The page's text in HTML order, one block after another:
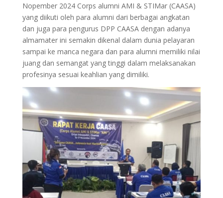
Nopember 2024 Corps alumni AMI & STIMar (CAASA)
yang diikuti oleh para alumni dari berbagai angkatan
dan juga para pengurus DPP CAASA dengan adanya
almamater ini semakin dikenal dalam dunia pelayaran
sampai ke manca negara dan para alumni memiliki nilai
juang dan semangat yang tinggi dalam melaksanakan
profesinya sesuai keahlian yang dimiliki.